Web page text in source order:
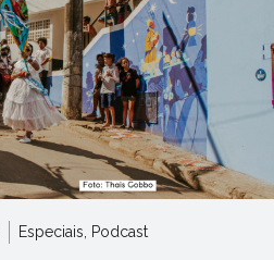
Especiais Podcast